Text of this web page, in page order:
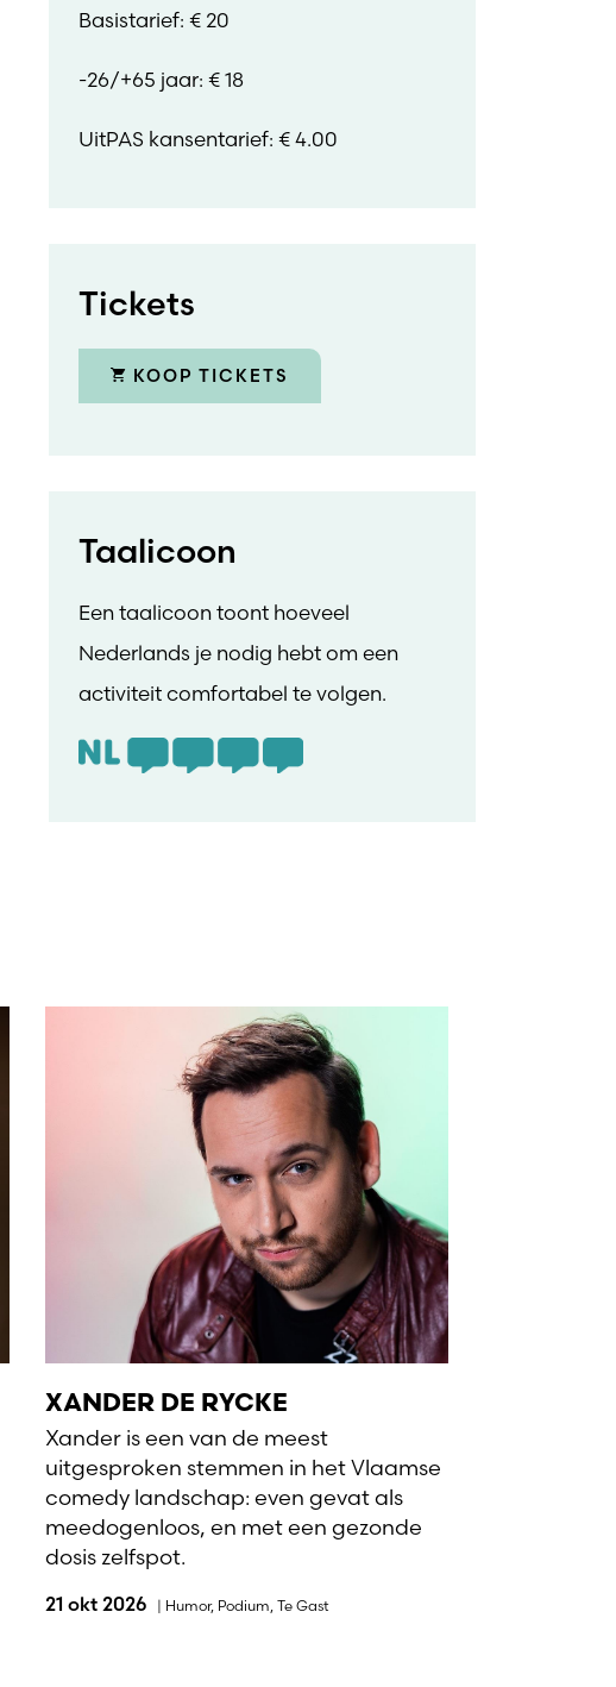
Basistarief: € 20
-26/+65 jaar: € 18
UitPAS kansentarief: € 4.00
Tickets
KOOP TICKETS
Taalicoon
Een taalicoon toont hoeveel
Nederlands je nodig hebt om een
activiteit comfortabel te volgen.
XANDER DE RYCKE
Xander is een van de meest
uitgesproken stemmen in het Vlaamse
comedy landschap: even gevat als
meedogenloos, en met een gezonde
dosis zelfspot.
21 okt 2026 | Humor, Podium, Te Gast